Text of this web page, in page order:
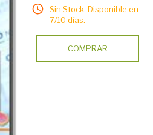
Sin Stock. Disponible en
7/10 días.
COMPRAR